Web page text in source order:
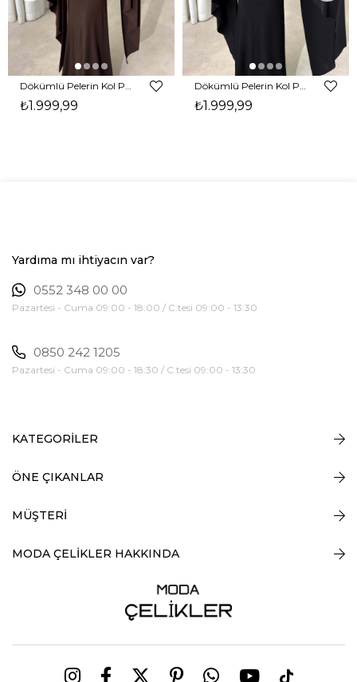
₺1.999,99 ₺1.999,99
Yardıma mı ihtiyacın var?
0552 348 00 00
Pazartesi - Cuma 09:00 - 18:00 / C.tesi 09:00 - 13:30
0850 242 1205
Pazartesi - Cuma 09:00 - 18:30 / C.tesi 09:00 - 13:30
KATEGORİLER
ÖNE ÇIKANLAR
MÜŞTERİ
MODA ÇELİKLER HAKKINDA